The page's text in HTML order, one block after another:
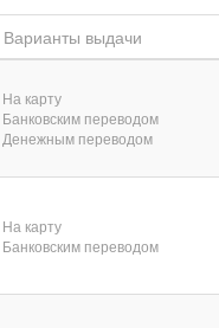
Варианты выдачи
На карту
Банковским переводом
Денежным переводом
На карту
Банковским переводом